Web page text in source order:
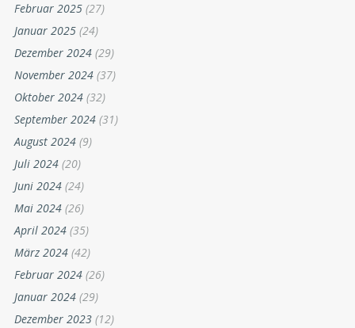
Februar 2025 (27)
Januar 2025 (24)
Dezember 2024 (29)
November 2024 (37)
Oktober 2024 (32)
September 2024 (31)
August 2024 (9)
Juli 2024 (20)
Juni 2024 (24)
Mai 2024 (26)
April 2024 (35)
März 2024 (42)
Februar 2024 (26)
Januar 2024 (29)
Dezember 2023 (12)